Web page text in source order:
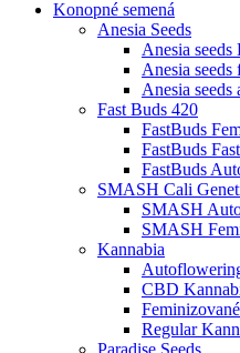
Konopné semená
Anesia Seeds
Anesia
Anesia seeds
Anesia
Fast Buds 420
FastBuds
FastBuds
FastBuds
SMASH Cali
SMASH
SMASH
Kannabia
CBD
Regular
Paradise Seeds